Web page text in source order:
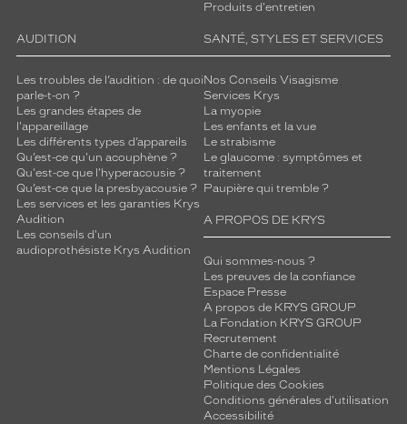
Produits d'entretien
AUDITION
Les troubles de l’audition : de quoi
parle-t-on ?
Les grandes étapes de
l'appareillage
Les différents types d’appareils
Qu’est-ce qu'un acouphène ?
Qu'est-ce que l'hyperacousie ?
Qu’est-ce que la presbyacousie ?
Les services et les garanties Krys
Audition
Les conseils d'un
audioprothésiste Krys Audition
SANTÉ, STYLES ET SERVICES
Nos Conseils Visagisme
Services Krys
La myopie
Les enfants et la vue
Le strabisme
Le glaucome : symptômes et
traitement
Paupière qui tremble ?
A PROPOS DE KRYS
Qui sommes-nous ?
Les preuves de la confiance
Espace Presse
A propos de KRYS GROUP
La Fondation KRYS GROUP
Recrutement
Charte de confidentialité
Mentions Légales
Politique des Cookies
Conditions générales d'utilisation
Accessibilité